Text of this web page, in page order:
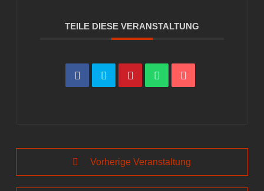
TEILE DIESE VERANSTALTUNG
Vorherige Veranstaltung